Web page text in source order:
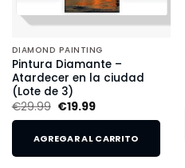
DIAMOND PAINTING
Pintura Diamante –
Atardecer en la ciudad
(Lote de 3)
€29.99 €19.99
AGREGAR AL CARRITO